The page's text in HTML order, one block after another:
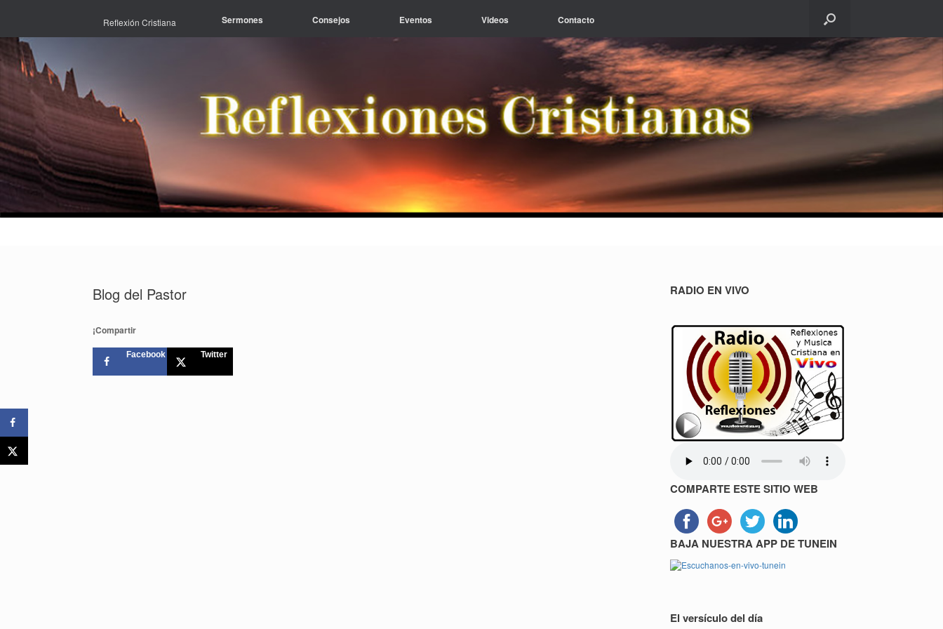
Reflexión Cristiana Sermones Consejos Eventos Videos Contacto
Blog del Pastor
¡Compartir
Facebook Twitter
RADIO EN VIVO
COMPARTE ESTE SITIO WEB
BAJA NUESTRA APP DE TUNEIN
El versículo del día